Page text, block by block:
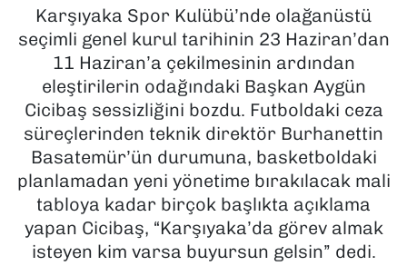
Karşıyaka Spor Kulübü’nde olağanüstü
seçimli genel kurul tarihinin 23 Haziran’dan
11 Haziran’a çekilmesinin ardından
eleştirilerin odağındaki Başkan Aygün
Cicibaş sessizliğini bozdu. Futboldaki ceza
süreçlerinden teknik direktör Burhanettin
Basatemür’ün durumuna, basketboldaki
planlamadan yeni yönetime bırakılacak mali
tabloya kadar birçok başlıkta açıklama
yapan Cicibaş, “Karşıyaka’da görev almak
isteyen kim varsa buyursun gelsin” dedi.
MAGAZİN
POLİTİKA
SAĞLIK
SPOR
TEKNOLOJİ
YAŞAM
Haber Arşivi